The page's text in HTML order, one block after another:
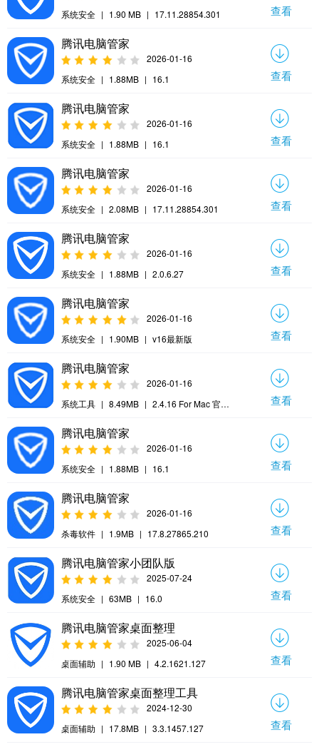
系统安全 | 1.90 MB | 17.11.28854.301 查看
腾讯电脑管家
2026-01-16
系统安全 | 1.88MB | 16.1 查看
腾讯电脑管家
2026-01-16
系统安全 | 1.88MB | 16.1 查看
腾讯电脑管家
2026-01-16
系统安全 | 2.08MB | 17.11.28854.301 查看
腾讯电脑管家
2026-01-16
系统安全 | 1.88MB | 2.0.6.27 查看
腾讯电脑管家
2026-01-16
系统安全 | 1.90MB | v16最新版 查看
腾讯电脑管家
2026-01-16
系统工具 | 8.49MB | 2.4.16 For Mac 官方
版
查看
腾讯电脑管家
2026-01-16
系统安全 | 1.88MB | 16.1 查看
腾讯电脑管家
2026-01-16
杀毒软件 | 1.9MB | 17.8.27865.210 查看
腾讯电脑管家小团队版
2025-07-24
系统安全 | 63MB | 16.0 查看
腾讯电脑管家桌面整理
2025-06-04
桌面辅助 | 1.90 MB | 4.2.1621.127 查看
腾讯电脑管家桌面整理工具
2024-12-30
桌面辅助 | 17.8MB | 3.3.1457.127 查看